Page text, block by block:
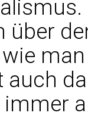
über